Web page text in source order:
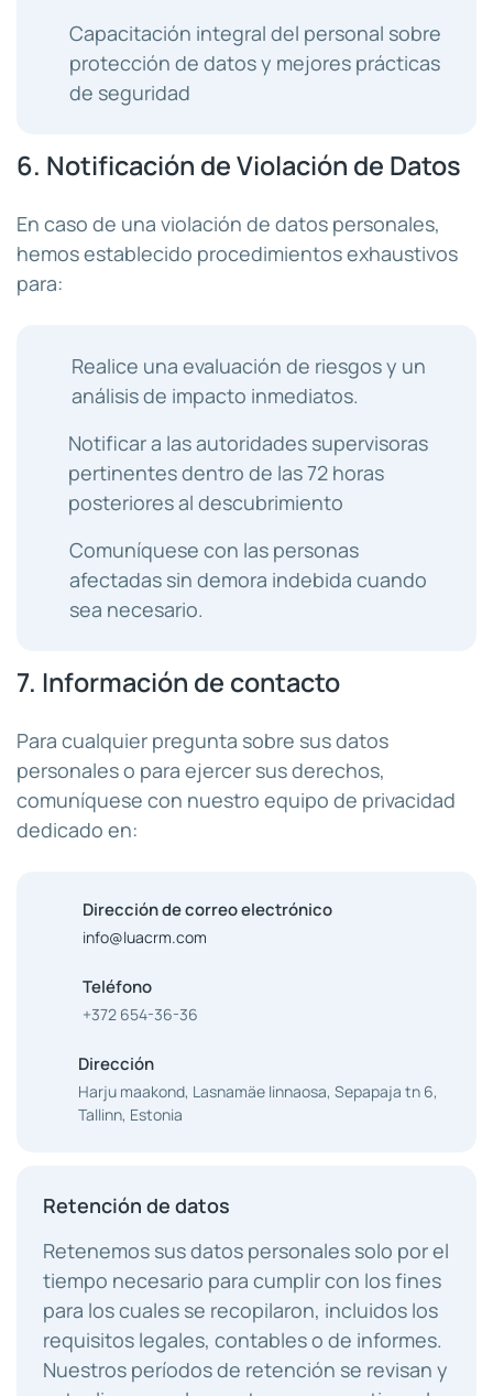
Capacitación integral del personal sobre
protección de datos y mejores prácticas
de seguridad
6. Notificación de Violación de Datos
En caso de una violación de datos personales,
hemos establecido procedimientos exhaustivos
para:
Realice una evaluación de riesgos y un
análisis de impacto inmediatos.
Notificar a las autoridades supervisoras
pertinentes dentro de las 72 horas
posteriores al descubrimiento
Comuníquese con las personas
afectadas sin demora indebida cuando
sea necesario.
7. Información de contacto
Para cualquier pregunta sobre sus datos
personales o para ejercer sus derechos,
comuníquese con nuestro equipo de privacidad
dedicado en:
Dirección de correo electrónico
info@luacrm.com
Teléfono
+372 654-36-36
Dirección
Harju maakond, Lasnamäe linnaosa, Sepapaja tn 6,
Tallinn, Estonia
Retención de datos
Retenemos sus datos personales solo por el
tiempo necesario para cumplir con los fines
para los cuales se recopilaron, incluidos los
requisitos legales, contables o de informes.
Nuestros períodos de retención se revisan y